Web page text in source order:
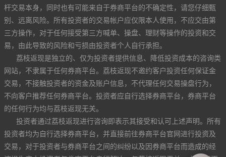
杆交易本身，同时也有可能来自于券商平台的不确定性，请您仔细甄
别、远离风险。所有投资者的交易帐户应仅限本人使用，不应交由第
三方操作，对于任何接受第三方喊单、操盘、理财等操作的投资和交
易，由此导致的风险和亏损由投资者个人自行承担。
荔枝返现是独立的、仅为投资者提供信息、降低投资成本的咨询类
网站，不隶属于任何券商平台。荔枝返现不邀约客户投资任何保证金
交易，不接触投资者的资金及账户信息，不代理任何交易操盘行为，
不向客户推荐任何券商平台。投资者应自行选择券商平台，券商平台
的任何行为均与荔枝返现无关。
投资者通过荔枝返现进行咨询即表示其接受和认可上述声明。所有
投资者均为自行选择券商平台，并直接前往券商平台官网进行投资及
交易，对于投资者与券商平台之间的纠纷以及因券商平台而造成的经